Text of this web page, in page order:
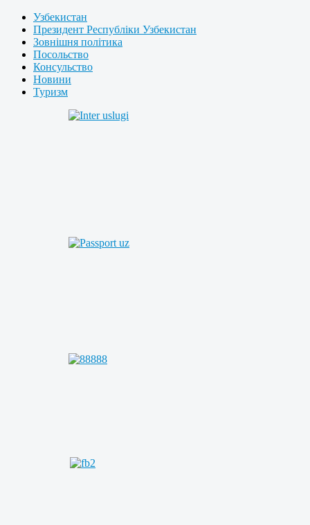
Узбекистан
Президент Республіки Узбекистан
Зовнішня політика
Посольство
Консульство
Новини
Туризм